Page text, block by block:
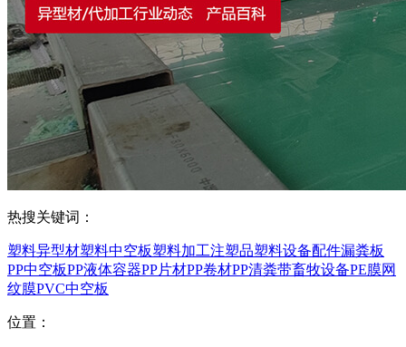
热搜关键词：
塑料异型材塑料中空板塑料加工注塑品塑料设备配件漏粪板
PP中空板PP液体容器PP片材PP卷材PP清粪带畜牧设备PE膜网
纹膜PVC中空板
位置：